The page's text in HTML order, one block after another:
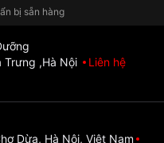
bị sẵn hàng
Trưng ,Hà Nội
Liên hệ
Dừa, Hà Nội, Việt Nam